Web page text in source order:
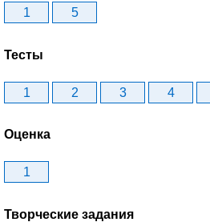
1 5
Тесты
1 2 3 4
Оценка
1
Творческие задания